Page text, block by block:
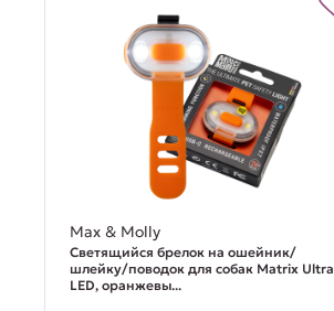
Max & Molly
Светящийся брелок на ошейник/
шлейку/поводок для собак Matrix Ultra
LED, оранжевы...